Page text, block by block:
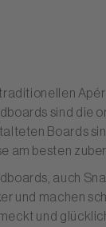
sind die
Boards
am besten
auch
und machen
und